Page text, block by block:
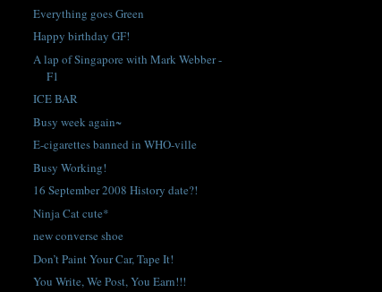
Everything goes Green
Happy birthday GF!
A lap of Singapore with Mark Webber -
F1
ICE BAR
Busy week again~
E-cigarettes banned in WHO-ville
Busy Working!
16 September 2008 History date?!
Ninja Cat cute*
new converse shoe
Don’t Paint Your Car, Tape It!
You Write, We Post, You Earn!!!